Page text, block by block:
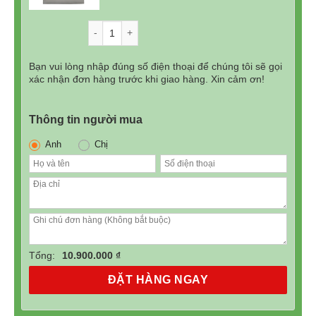
Nhờ vào thiết kế hai giàn rửa kết hợp không gian rộng rãi
tăng sức chứa. Máy rửa bát độc lập Fujishan FJVN15-
S03AF có dung lượng lớn phù hợp với gia đình 5 đến 10
thành viên.
Tính năng thông minh
Bạn vui lòng nhập đúng số điện thoại để chúng tôi sẽ gọi
xác nhận đơn hàng trước khi giao hàng. Xin cảm ơn!
Thông tin người mua
Anh Chị
Tổng: 10.900.000 ₫
ĐẶT HÀNG NGAY